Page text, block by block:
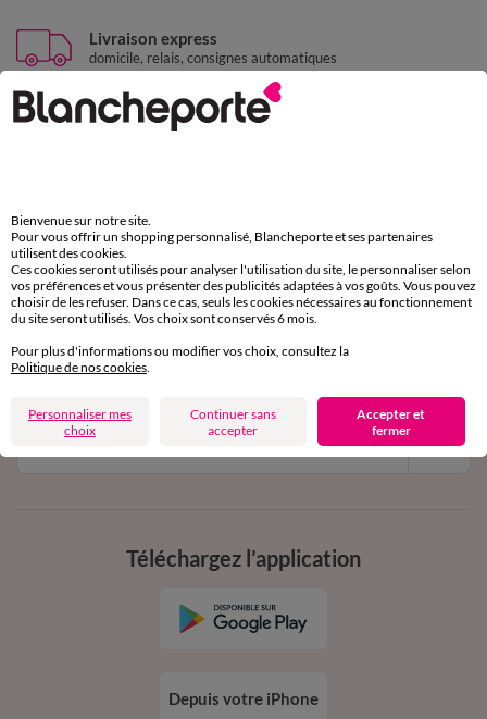
Livraison express
domicile, relais, consignes automatiques
Retours gratuits
sous 30 jours avec Mondial Relay uniquement
de 8h00 à 20h00 du lundi au samedi
11€ Offerts
Téléchargez l’application
Depuis votre iPhone
Bienvenue sur notre site.
Pour vous offrir un shopping personnalisé, Blancheporte et ses partenaires
utilisent des cookies.
Ces cookies seront utilisés pour analyser l'utilisation du site, le personnaliser selon
vos préférences et vous présenter des publicités adaptées à vos goûts. Vous pouvez
choisir de les refuser. Dans ce cas, seuls les cookies nécessaires au fonctionnement
du site seront utilisés. Vos choix sont conservés 6 mois.
Pour plus d'informations ou modifier vos choix, consultez la
Politique de nos cookies.
Personnaliser mes
choix
Continuer sans
accepter
Accepter et
fermer